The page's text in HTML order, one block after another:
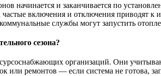
начинается и заканчивается по
частые включения и отключения приводят
службы могут запустить
сезона?
организаций. Они
или ремонтов — если система не готова,